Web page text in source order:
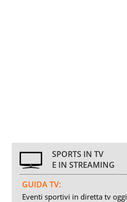
SPORTS IN TV
E IN STREAMING
GUIDA TV:
Eventi sportivi in diretta tv oggi